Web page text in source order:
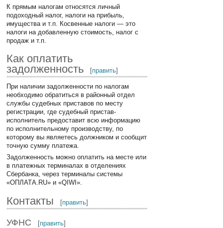
К прямым налогам относятся личный
подоходный налог, налоги на прибыль,
имущества и т.п. Косвенные налоги — это
налоги на добавленную стоимость, налог с
продаж и т.п.
Как оплатить
задолженность
[править]
При наличии задолженности по налогам
необходимо обратиться в районный отдел
службы судебных приставов по месту
регистрации, где судебный пристав-
исполнитель предоставит всю информацию
по исполнительному производству, по
которому вы являетесь должником и сообщит
точную сумму платежа.
Задолженность можно оплатить на месте или
в платежных терминалах в отделениях
Сбербанка, через терминалы системы
«ОПЛАТА.RU» и «QIWI».
Контакты [править]
УФНС [править]